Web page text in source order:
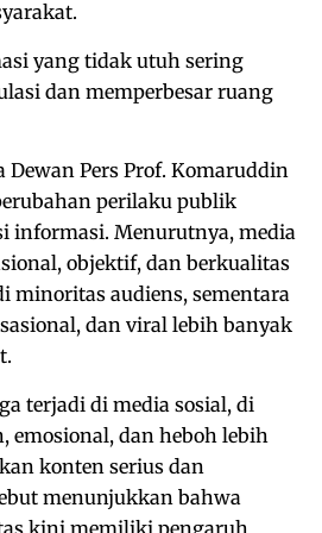
yang tidak utuh sering
dan memperbesar ruang
Dewan Pers Prof. Komaruddin
perilaku publik
informasi. Menurutnya, media
objektif, dan berkualitas
minoritas audiens, sementara
dan viral lebih banyak
terjadi di media sosial, di
emosional, dan heboh lebih
konten serius dan
menunjukkan bahwa
kini memiliki pengaruh